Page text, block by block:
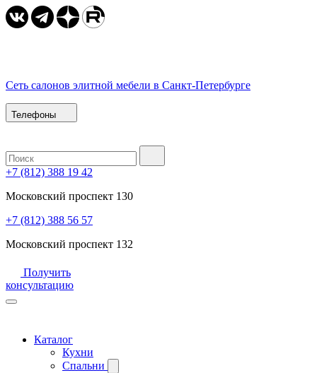
Сеть салонов элитной мебели в Санкт-Петербурге
Телефоны
+7 (812) 388 19 42
Московский проспект 130
+7 (812) 388 56 57
Московский проспект 132
Получить
консультацию
Каталог
Кухни
Спальни